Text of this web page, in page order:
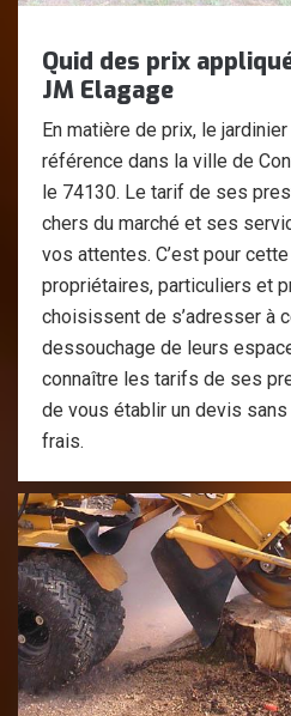
Quid des prix
JM Elagage
En matière de prix, le
référence dans la ville de
le 74130. Le tarif de ses
chers du marché et ses
vos attentes. C’est pour
propriétaires, particuliers et
choisissent de s’adresser à
dessouchage de leurs
connaître les tarifs de ses
de vous établir un devis
frais.